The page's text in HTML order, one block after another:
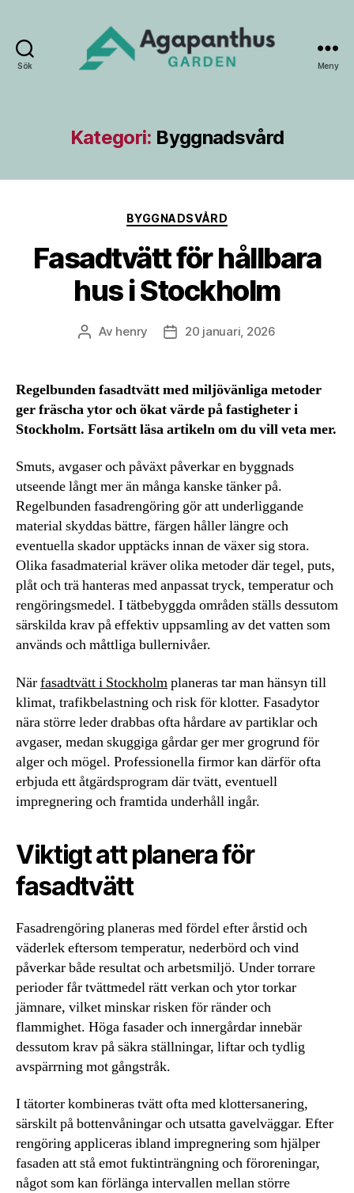
Sök Meny
Kategori: Byggnadsvård
Kategorier
BYGGNADSVÅRD
Fasadtvätt för hållbara
hus i Stockholm
Inläggsförfattare
Av henry Inläggsdatum
20 januari, 2026
Regelbunden fasadtvätt med miljövänliga metoder
ger fräscha ytor och ökat värde på fastigheter i
Stockholm. Fortsätt läsa artikeln om du vill veta mer.
Smuts, avgaser och påväxt påverkar en byggnads
utseende långt mer än många kanske tänker på.
Regelbunden fasadrengöring gör att underliggande
material skyddas bättre, färgen håller längre och
eventuella skador upptäcks innan de växer sig stora.
Olika fasadmaterial kräver olika metoder där tegel, puts,
plåt och trä hanteras med anpassat tryck, temperatur och
rengöringsmedel. I tätbebyggda områden ställs dessutom
särskilda krav på effektiv uppsamling av det vatten som
används och måttliga bullernivåer.
Närfasadtvätt i Stockholmplaneras tar man hänsyn till
klimat, trafikbelastning och risk för klotter. Fasadytor
nära större leder drabbas ofta hårdare av partiklar och
avgaser, medan skuggiga gårdar ger mer grogrund för
alger och mögel. Professionella firmor kan därför ofta
erbjuda ett åtgärdsprogram där tvätt, eventuell
impregnering och framtida underhåll ingår.
Viktigt att planera för
fasadtvätt
Fasadrengöring planeras med fördel efter årstid och
väderlek eftersom temperatur, nederbörd och vind
påverkar både resultat och arbetsmiljö. Under torrare
perioder får tvättmedel rätt verkan och ytor torkar
jämnare, vilket minskar risken för ränder och
flammighet. Höga fasader och innergårdar innebär
dessutom krav på säkra ställningar, liftar och tydlig
avspärrning mot gångstråk.
I tätorter kombineras tvätt ofta med klottersanering,
särskilt på bottenvåningar och utsatta gavelväggar. Efter
rengöring appliceras ibland impregnering som hjälper
fasaden att stå emot fuktinträngning och föroreningar,
något som kan förlänga intervallen mellan större